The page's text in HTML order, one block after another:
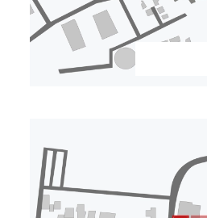
3000 Helsingør
3250 Gilleleje